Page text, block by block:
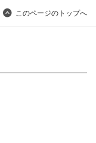
このページのトップへ